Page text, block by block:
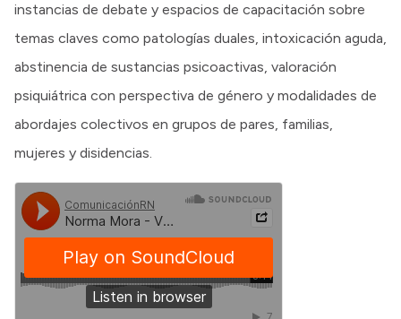
instancias de debate y espacios de capacitación sobre
temas claves como patologías duales, intoxicación aguda,
abstinencia de sustancias psicoactivas, valoración
psiquiátrica con perspectiva de género y modalidades de
abordajes colectivos en grupos de pares, familias,
mujeres y disidencias.